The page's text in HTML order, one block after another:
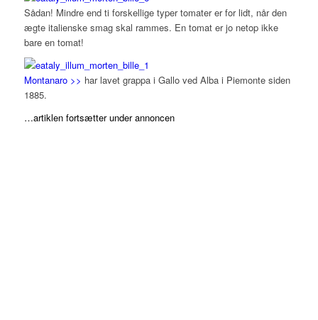
Sådan! Mindre end ti forskellige typer tomater er for lidt, når den
ægte italienske smag skal rammes. En tomat er jo netop ikke
bare en tomat!
Montanaro >> har lavet grappa i Gallo ved Alba i Piemonte siden
1885.
…artiklen fortsætter under annoncen